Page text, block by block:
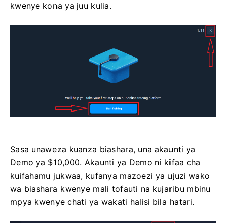
kwenye kona ya juu kulia.
Sasa unaweza kuanza biashara, una akaunti ya
Demo ya $10,000. Akaunti ya Demo ni kifaa cha
kuifahamu jukwaa, kufanya mazoezi ya ujuzi wako
wa biashara kwenye mali tofauti na kujaribu mbinu
mpya kwenye chati ya wakati halisi bila hatari.